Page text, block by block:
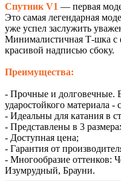
Спутник V1 — первая
Это самая легендарная
уже успел заслужить
Минималистичная Т-шка с
красивой надписью сбоку.
Преимущества:
- Прочные и долговечные.
ударостойкого материала -
- Идеальны для катания в
- Представлены в 3
- Доступная цена;
- Гарантия от
- Многообразие оттенков:
Изумрудный, Брауни.